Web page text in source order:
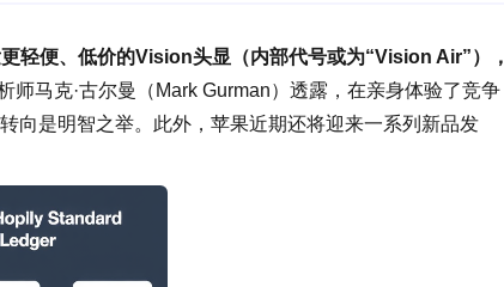
轻便、低价的Vision头显（内部代号或为“Vision Air”），
师马克·古尔曼（Mark Gurman）透露，在亲身体验了竞争
向是明智之举。此外，苹果近期还将迎来一系列新品发